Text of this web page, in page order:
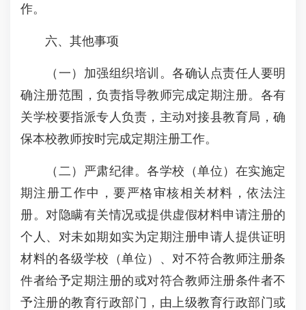
作。
六、其他事项
（一）加强组织培训。各确认点责任人要明
确注册范围，负责指导教师完成定期注册。各有
关学校要指派专人负责，主动对接县教育局，确
保本校教师按时完成定期注册工作。
（二）严肃纪律。各学校（单位）在实施定
期注册工作中，要严格审核相关材料，依法注
册。对隐瞒有关情况或提供虚假材料申请注册的
个人、对未如期如实为定期注册申请人提供证明
材料的各级学校（单位）、对不符合教师注册条
件者给予定期注册的或对符合教师注册条件者不
予注册的教育行政部门，由上级教育行政部门或